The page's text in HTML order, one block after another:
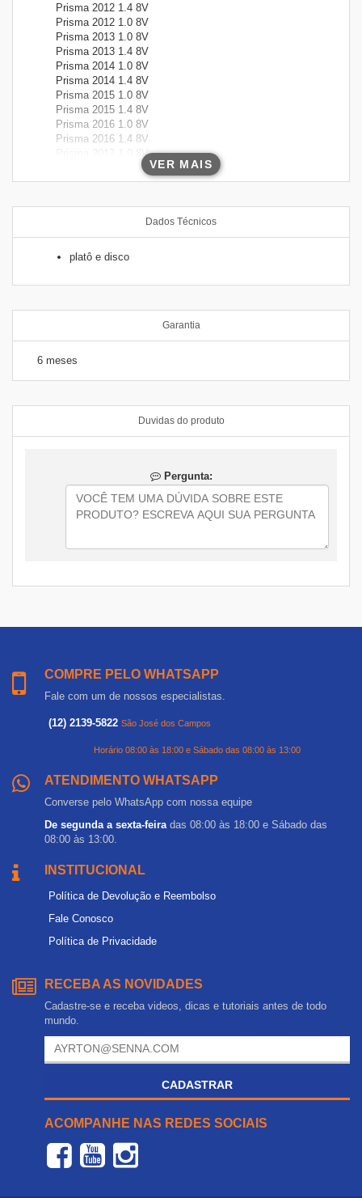
Prisma 2012 1.4 8V
Prisma 2012 1.0 8V
Prisma 2013 1.0 8V
Prisma 2013 1.4 8V
Prisma 2014 1.0 8V
Prisma 2014 1.4 8V
Prisma 2015 1.0 8V
Prisma 2015 1.4 8V
Prisma 2016 1.0 8V
Prisma 2016 1.4 8V
Prisma 2017 1.0 8V
Prisma 2017 1.4 8V
Prisma 2018 1.4 8V
Prisma 2019 1.4 8V
Prisma 2019 1.0 8V
VER MAIS
Dados Técnicos
platô e disco
Garantia
6 meses
Duvidas do produto
Pergunta:
COMPRE PELO WHATSAPP
Fale com um de nossos especialistas.
(12) 2139-5822 São José dos Campos
Horário 08:00 às 18:00 e Sábado das 08:00 às 13:00
ATENDIMENTO WHATSAPP
Converse pelo WhatsApp com nossa equipe
De segunda a sexta-feira das 08:00 às 18:00 e Sábado das
08:00 às 13:00.
INSTITUCIONAL
Política de Devolução e Reembolso
Fale Conosco
Política de Privacidade
RECEBA AS NOVIDADES
Cadastre-se e receba videos, dicas e tutoriais antes de todo
mundo.
CADASTRAR
ACOMPANHE NAS REDES SOCIAIS